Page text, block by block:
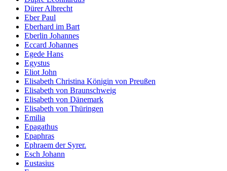
Dürer Albrecht
Eber Paul
Eberhard im Bart
Eberlin Johannes
Eccard Johannes
Egede Hans
Egystus
Eliot John
Elisabeth Christina Königin von Preußen
Elisabeth von Braunschweig
Elisabeth von Dänemark
Elisabeth von Thüringen
Emilia
Epagathus
Epaphras
Ephraem der Syrer.
Esch Johann
Eustasius